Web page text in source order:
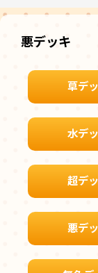
悪デッキ
草デ
水デ
超デ
悪デ